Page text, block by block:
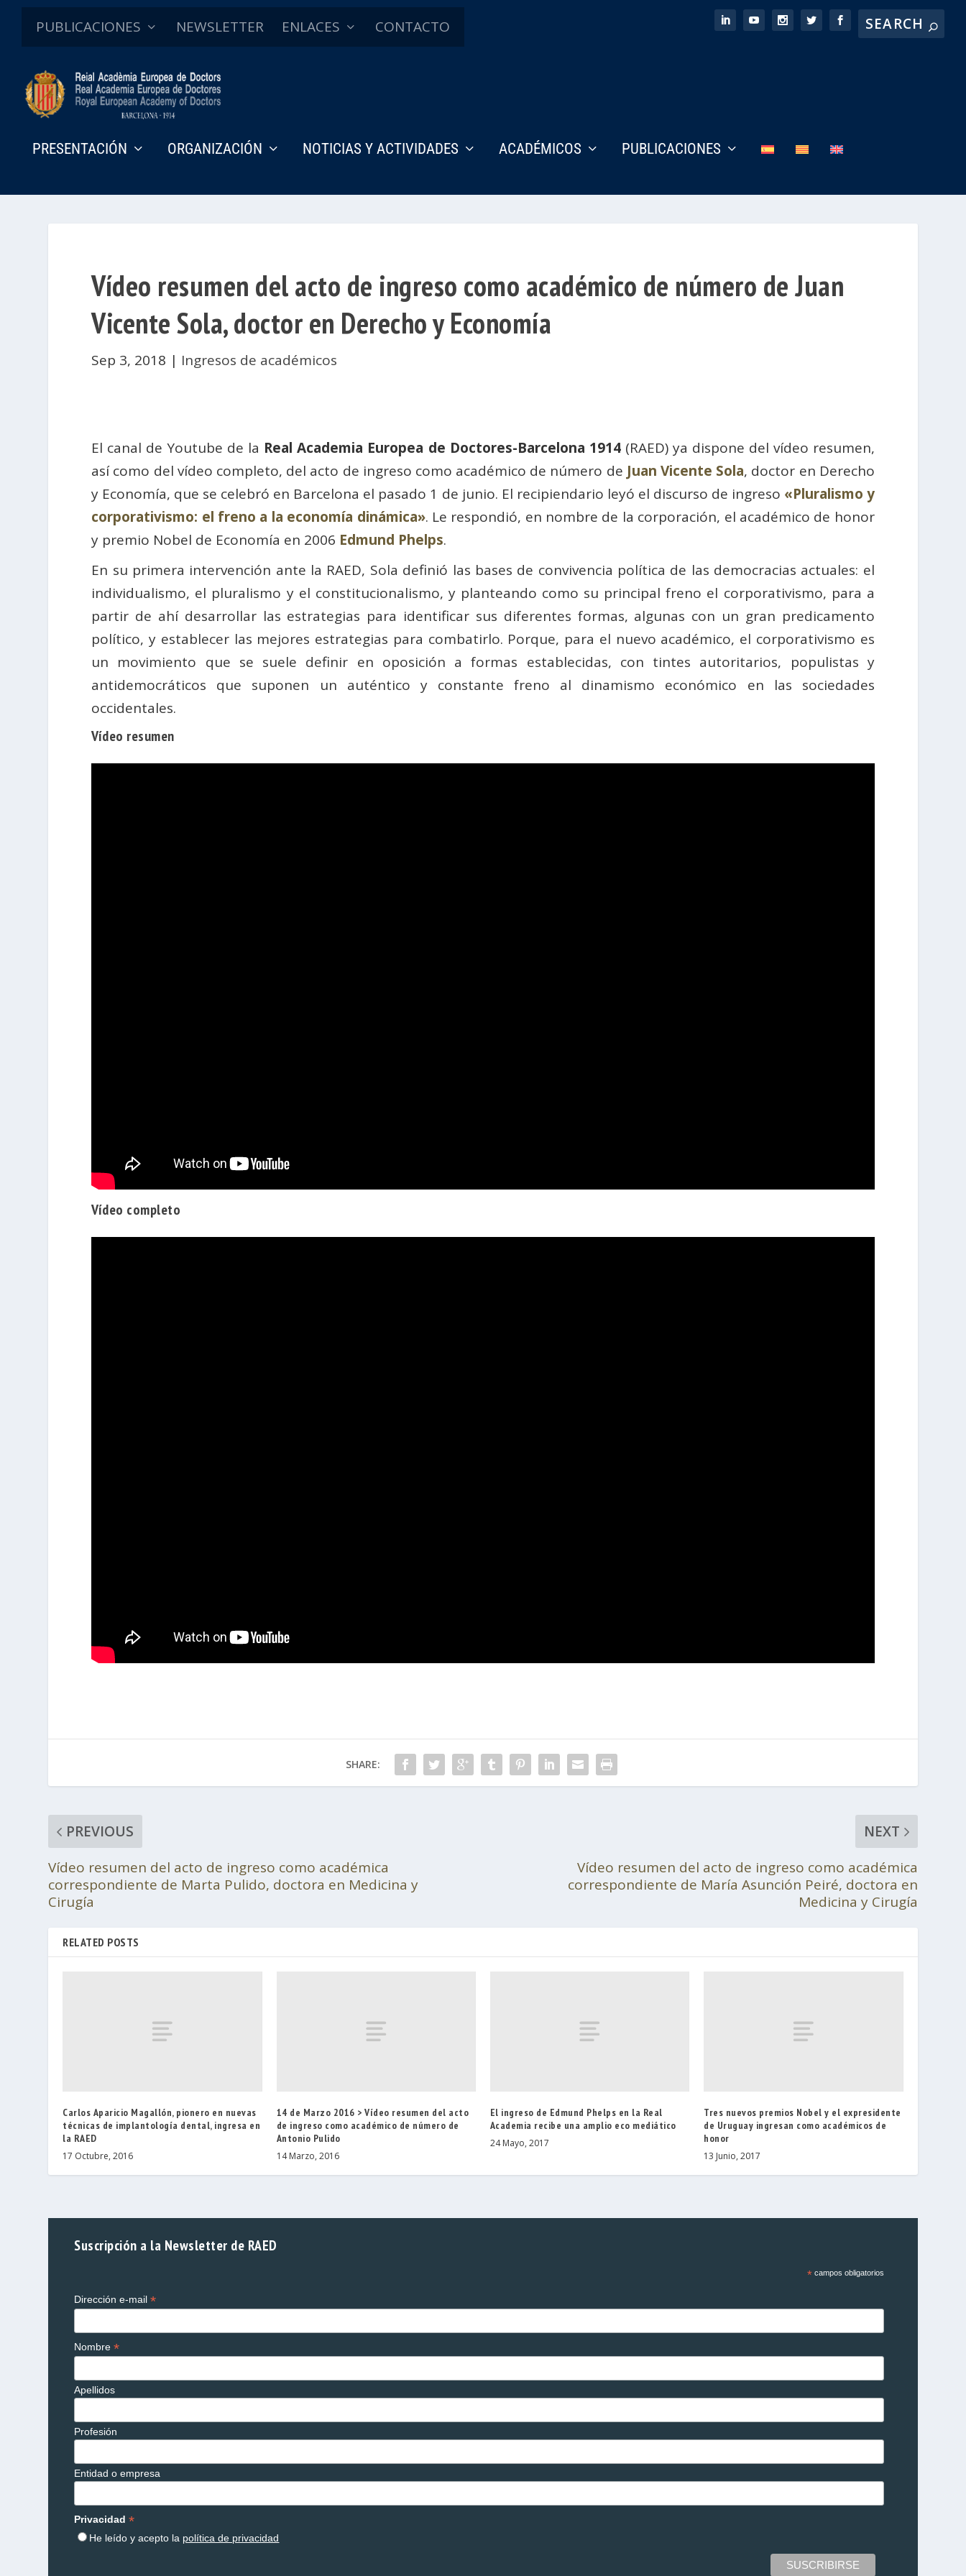
PUBLICACIONES NEWSLETTER ENLACES CONTACTO
PRESENTACIÓN ORGANIZACIÓN NOTICIAS Y ACTIVIDADES ACADÉMICOS PUBLICACIONES
Vídeo resumen del acto de ingreso como académico de número de Juan
Vicente Sola, doctor en Derecho y Economía
Sep 3, 2018 | Ingresos de académicos
El canal de Youtube de la Real Academia Europea de Doctores-Barcelona 1914(RAED) ya dispone del vídeo resumen,
así como del vídeo completo, del acto de ingreso como académico de número de Juan Vicente Sola, doctor en Derecho
y Economía, que se celebró en Barcelona el pasado 1 de junio. El recipiendario leyó el discurso de ingreso «Pluralismo y
corporativismo: el freno a la economía dinámica». Le respondió, en nombre de la corporación, el académico de honor
y premio Nobel de Economía en 2006 Edmund Phelps.
En su primera intervención ante la RAED, Sola definió las bases de convivencia política de las democracias actuales: el
individualismo, el pluralismo y el constitucionalismo, y planteando como su principal freno el corporativismo, para a
partir de ahí desarrollar las estrategias para identificar sus diferentes formas, algunas con un gran predicamento
político, y establecer las mejores estrategias para combatirlo. Porque, para el nuevo académico, el corporativismo es
un movimiento que se suele definir en oposición a formas establecidas, con tintes autoritarios, populistas y
antidemocráticos que suponen un auténtico y constante freno al dinamismo económico en las sociedades
occidentales.
Vídeo resumen
Vídeo completo
SHARE:
PREVIOUS
Vídeo resumen del acto de ingreso como académica
correspondiente de Marta Pulido, doctora en Medicina y
Cirugía
NEXT
Vídeo resumen del acto de ingreso como académica
correspondiente de María Asunción Peiré, doctora en
Medicina y Cirugía
RELATED POSTS
Carlos Aparicio Magallón, pionero en nuevas
técnicas de implantología dental, ingresa en
la RAED
17 Octubre, 2016
14 de Marzo 2016 > Vídeo resumen del acto
de ingreso como académico de número de
Antonio Pulido
14 Marzo, 2016
El ingreso de Edmund Phelps en la Real
Academia recibe una amplio eco mediático
24 Mayo, 2017
Tres nuevos premios Nobel y el expresidente
de Uruguay ingresan como académicos de
honor
13 Junio, 2017
Suscripción a la Newsletter de RAED
*campos obligatorios
Dirección e-mail*
Nombre*
Apellidos
Profesión
Entidad o empresa
Privacidad*
He leído y acepto la política de privacidad